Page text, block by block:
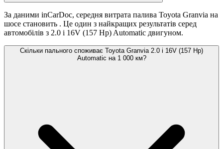
За даними inCarDoc, середня витрата палива Toyota Granvia на
шосе становить . Це один з найкращих результатів серед
автомобілів з 2.0 i 16V (157 Hp) Automatic двигуном.
Скільки пального споживає Toyota Granvia 2.0 i 16V (157 Hp)
Automatic на 1 000 км?